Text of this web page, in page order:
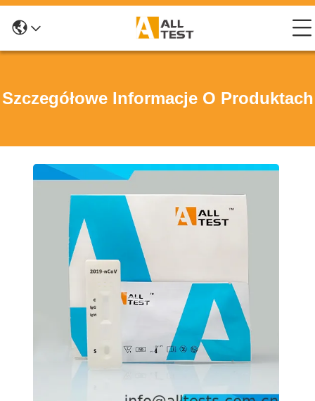
Szczegółowe Informacje O Produktach